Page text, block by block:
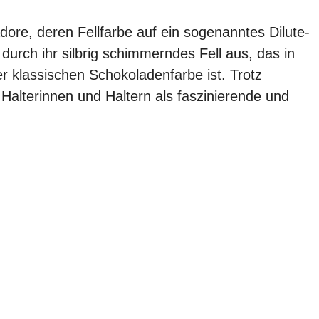
deren Fellfarbe auf ein sogenanntes Dilute-
ihr silbrig schimmerndes Fell aus, das in
klassischen Schokoladenfarbe ist. Trotz
und Haltern als faszinierende und